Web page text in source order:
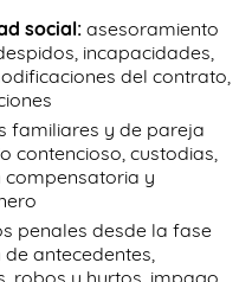
social:asesoramiento
incapacidades,
del contrato,
familiares y de pareja
contencioso, custodias,
compensatoria y
penales desde la fase
antecedentes,